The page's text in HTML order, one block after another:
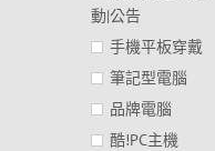
動|公告
手機平板穿戴
筆記型電腦
品牌電腦
酷!PC主機